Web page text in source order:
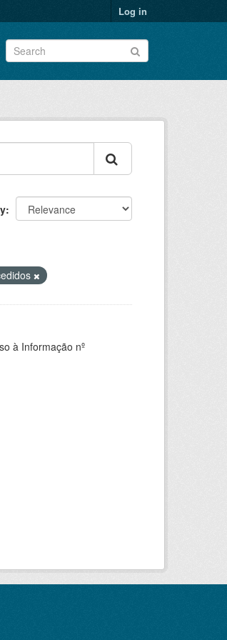
Log in
à Informação nº